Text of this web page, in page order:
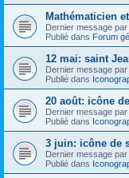
Mathématicien
Dernier message par
Publié dans Forum
12 mai: saint
Dernier message par
Publié dans
20 août: icône
Dernier message par
Publié dans
3 juin: icône de
Dernier message par
Publié dans